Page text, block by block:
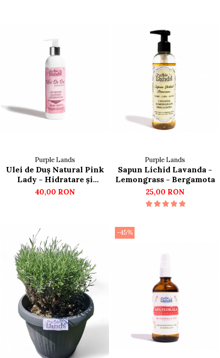
Purple Lands
Ulei de Duș Natural Pink
Lady - Hidratare și
Catifelare
40,00 RON
Purple Lands
Sapun Lichid Lavanda -
Lemongrass - Bergamota
25,00 RON
-45%